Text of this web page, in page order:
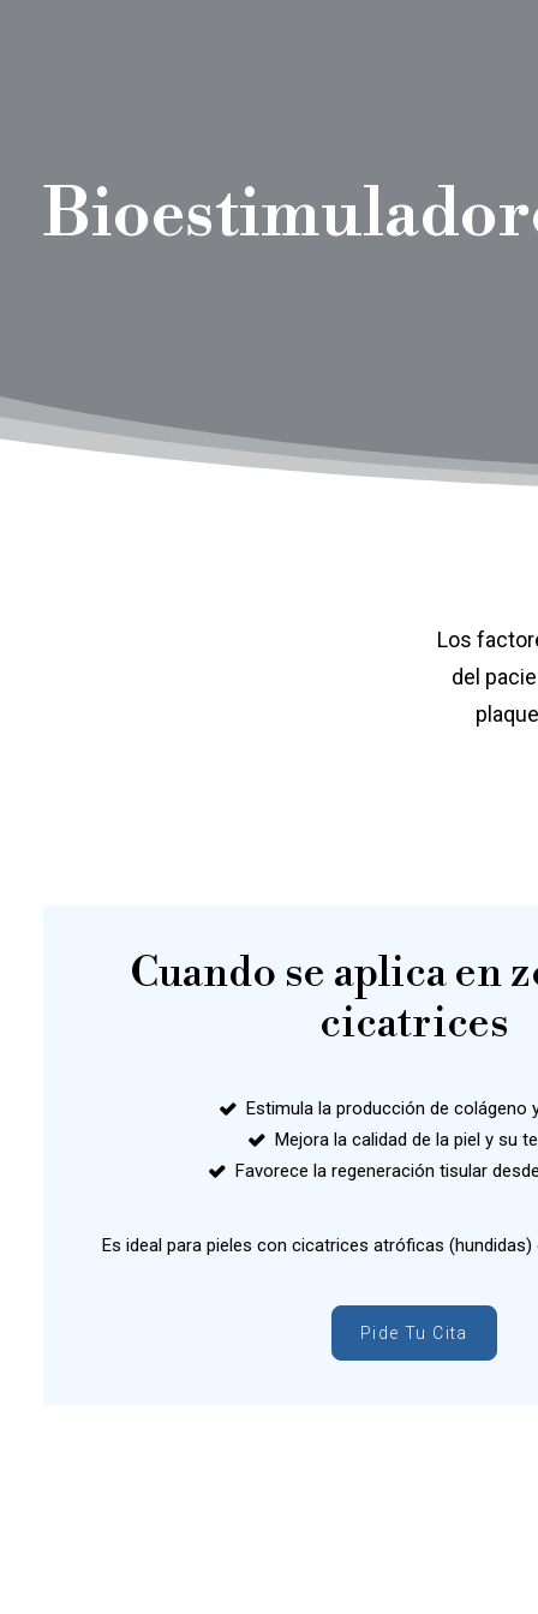
Los
del
Cuando se aplica en
cicatrices
Estimula la producción de colágeno
Mejora la calidad de la piel y su
Favorece la regeneración tisular
Es ideal para pieles con cicatrices atróficas
Pide Tu Cita